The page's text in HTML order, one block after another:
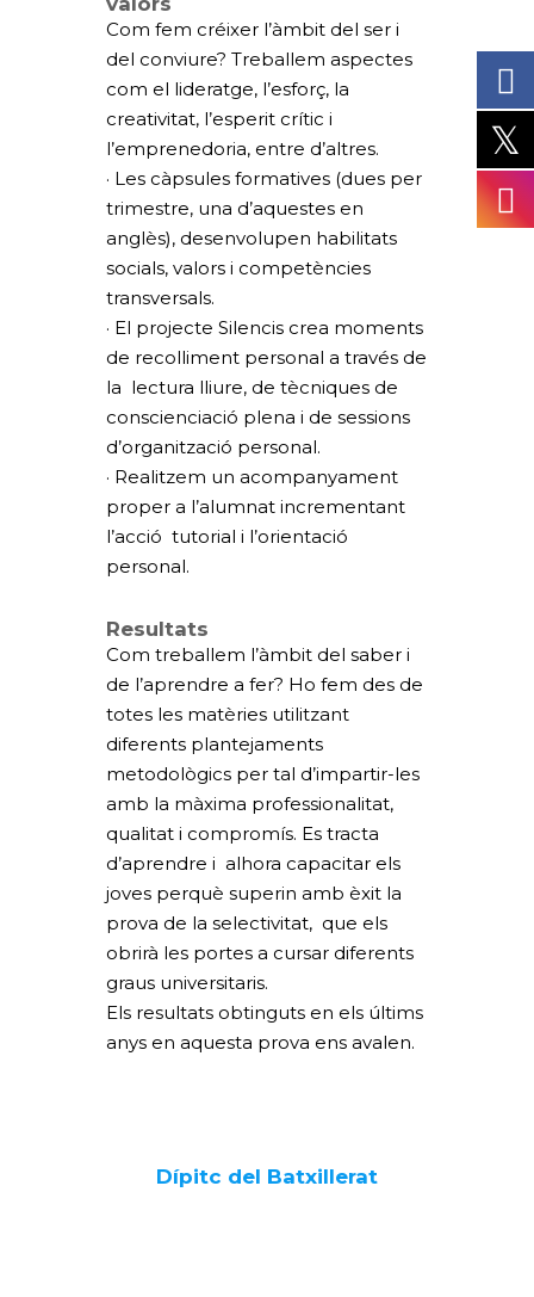
Com fem créixer l’àmbit del ser i
del conviure? Treballem aspectes
com el lideratge, l’esforç, la
creativitat, l’esperit crític i
l’emprenedoria, entre d’altres.
· Les càpsules formatives (dues per
trimestre, una d’aquestes en
anglès), desenvolupen habilitats
socials, valors i competències
transversals.
· El projecte Silencis crea moments
de recolliment personal a través de
la lectura lliure, de tècniques de
conscienciació plena i de sessions
d’organització personal.
· Realitzem un acompanyament
proper a l’alumnat incrementant
l’acció tutorial i l’orientació
personal.
Resultats
Com treballem l’àmbit del saber i
de l’aprendre a fer? Ho fem des de
totes les matèries utilitzant
diferents plantejaments
metodològics per tal d’impartir-les
amb la màxima professionalitat,
qualitat i compromís. Es tracta
d’aprendre i alhora capacitar els
joves perquè superin amb èxit la
prova de la selectivitat, que els
obrirà les portes a cursar diferents
graus universitaris.
Els resultats obtinguts en els últims
anys en aquesta prova ens avalen.
Dípitc del Batxillerat